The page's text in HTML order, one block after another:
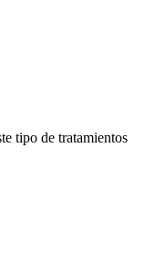
tipo de tratamientos